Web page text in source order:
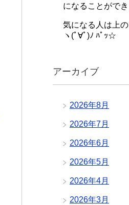
になることができ
気になる人は上
ヽ(ﾟ∀ﾟ)ﾉ ﾊﾟｯ☆
アーカイブ
2026年8月
2026年7月
2026年6月
2026年5月
2026年4月
2026年3月